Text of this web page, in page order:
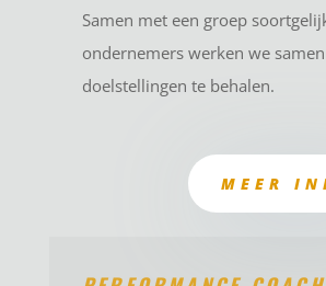
Samen met een groep
ondernemers werken we
doelstellingen te behalen.
MEER